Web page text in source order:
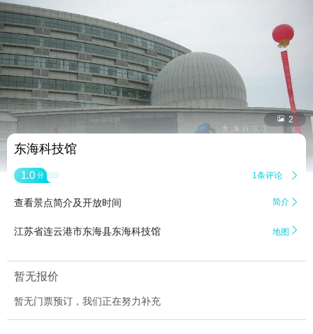
 2
东海科技馆
1.0 分 1条评论 
查看景点简介及开放时间 简介 
江苏省连云港市东海县东海科技馆 地图 
暂无报价
暂无门票预订，我们正在努力补充
